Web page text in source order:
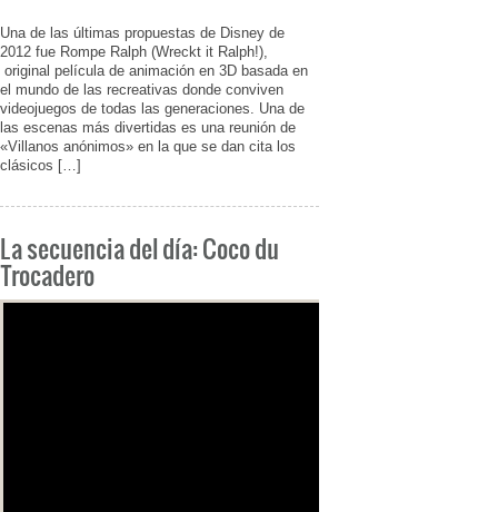
Una de las últimas propuestas de Disney de
2012 fue Rompe Ralph (Wreckt it Ralph!),
original película de animación en 3D basada en
el mundo de las recreativas donde conviven
videojuegos de todas las generaciones. Una de
las escenas más divertidas es una reunión de
«Villanos anónimos» en la que se dan cita los
clásicos […]
La secuencia del día: Coco du
Trocadero